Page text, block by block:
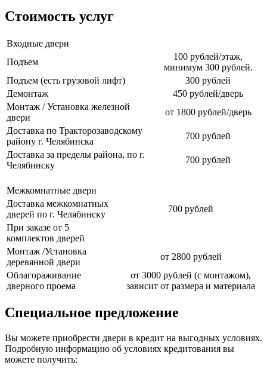
Стоимость услуг
Входные двери
Подъем
100 рублей/этаж,
минимум 300 рублей.
Подъем (есть грузовой лифт)
300 рублей
Демонтаж
450 рублей/дверь
Монтаж / Установка железной
двери
от 1800 рублей/дверь
Доставка по Тракторозаводскому
району г. Челябинска
700 рублей
Доставка за пределы района, по г.
Челябинску
700 рублей
Межкомнатные двери
Доставка межкомнатных
дверей по г. Челябинску
700 рублей
При заказе от 5
комплектов дверей
Монтаж /Установка
деревянной двери
от 2800 рублей
Облагораживание
дверного проема
от 3000 рублей (с монтажом),
зависит от размера и материала
Специальное предложение
Вы можете приобрести двери в кредит на выгодных условиях.
Подробную информацию об условиях кредитования вы
можете получить: